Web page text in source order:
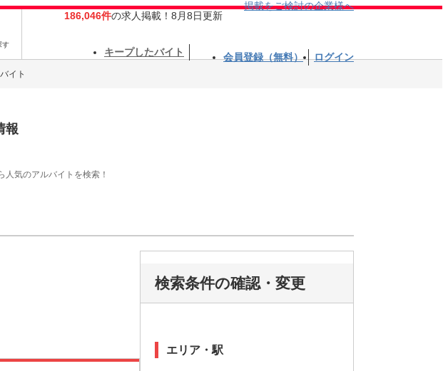
す
186,046件の求人掲載！8月8日更新
掲載をご検討の企業様へ
キープしたバイト 会員登録（無料） ログイン
イト
報
気のアルバイトを検索！
検索条件の確認・変更
エリア・駅